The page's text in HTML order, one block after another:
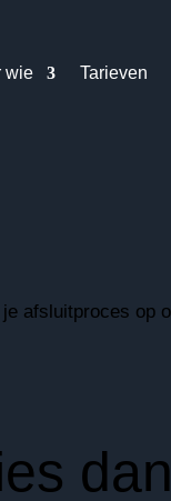
wie Tarieven